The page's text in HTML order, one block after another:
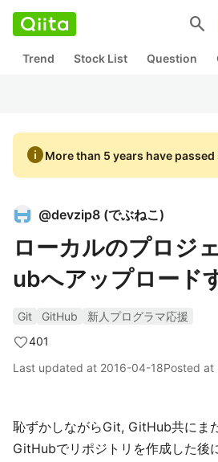
search
Trend Stock List Question
infoMore than 5 years have
@devzip8 (でぶねこ)
ローカルのプロジ
ubへアップロード
Git GitHub
新人プログラマ応援
401
Last updated at 2016-04-18Posted at
恥ずかしながらGit, GitHub共にま
GitHubでリポジトリを作成した後